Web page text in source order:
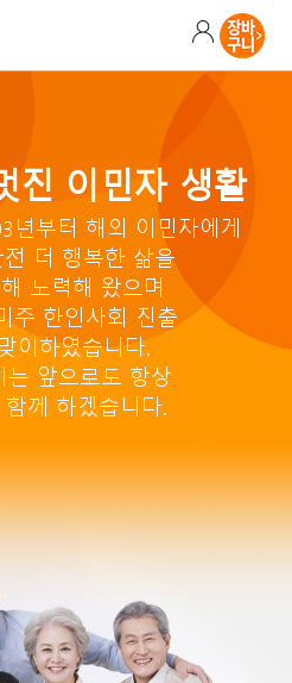
진 이민자 생활
년부터 해외 이민자에게
더 행복한 삶을
노력해 왔으며
주 한인사회 진출
이하였습니다.
는 앞으로도 항상
께 하겠습니다.